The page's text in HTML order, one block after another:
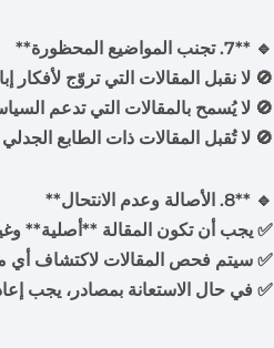
🔹 **7. تجنب المواضيع المحظورة**
🚫 لا نقبل المقالات التي تروّج لأفكار
🚫 لا يُسمح بالمقالات التي تدعم
🚫 لا تُقبل المقالات ذات الطابع
🔹 **8. الأصالة وعدم الانتحال**
✅ يجب أن تكون المقالة **أصلية**
✅ سيتم فحص المقالات لاكتشاف
✅ في حال الاستعانة بمصادر، يجب